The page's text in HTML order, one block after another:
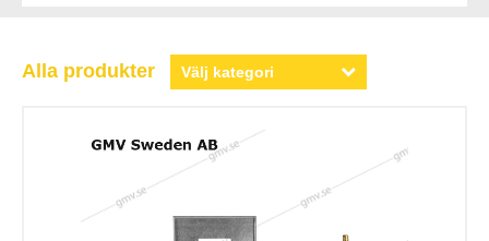
Alla produkter